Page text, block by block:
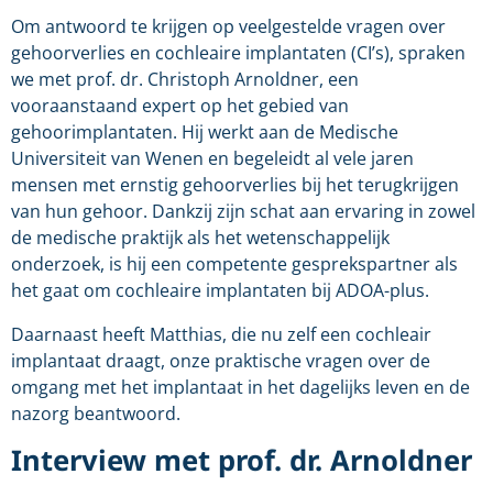
Om antwoord te krijgen op veelgestelde vragen over
gehoorverlies en cochleaire implantaten (CI’s), spraken
we met prof. dr. Christoph Arnoldner, een
vooraanstaand expert op het gebied van
gehoorimplantaten. Hij werkt aan de Medische
Universiteit van Wenen en begeleidt al vele jaren
mensen met ernstig gehoorverlies bij het terugkrijgen
van hun gehoor. Dankzij zijn schat aan ervaring in zowel
de medische praktijk als het wetenschappelijk
onderzoek, is hij een competente gesprekspartner als
het gaat om cochleaire implantaten bij ADOA-plus.
Daarnaast heeft Matthias, die nu zelf een cochleair
implantaat draagt, onze praktische vragen over de
omgang met het implantaat in het dagelijks leven en de
nazorg beantwoord.
Interview met prof. dr. Arnoldner